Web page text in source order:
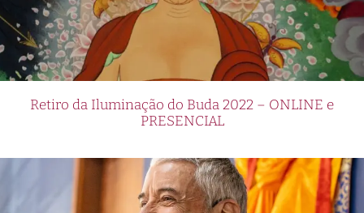
Retiro da Iluminação do Buda 2022 – ONLINE e
PRESENCIAL